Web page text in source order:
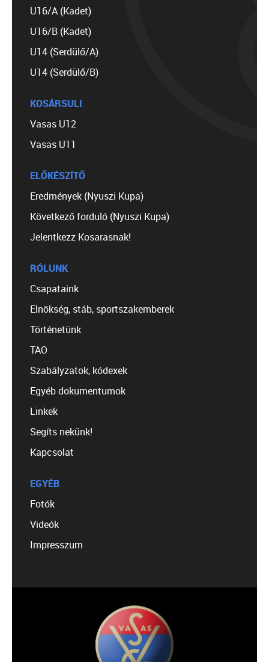
U16/A (Kadet)
U16/B (Kadet)
U14 (Serdülő/A)
U14 (Serdülő/B)
KOSÁRSULI
Vasas U12
Vasas U11
ELŐKÉSZÍTŐ
Eredmények (Nyuszi Kupa)
Következő forduló (Nyuszi Kupa)
Jelentkezz Kosarasnak!
RÓLUNK
Csapataink
Elnökség, stáb, sportszakemberek
Történetünk
TAO
Szabályzatok, kódexek
Egyéb dokumentumok
Linkek
Segíts nekünk!
Kapcsolat
EGYÉB
Fotók
Videók
Impresszum